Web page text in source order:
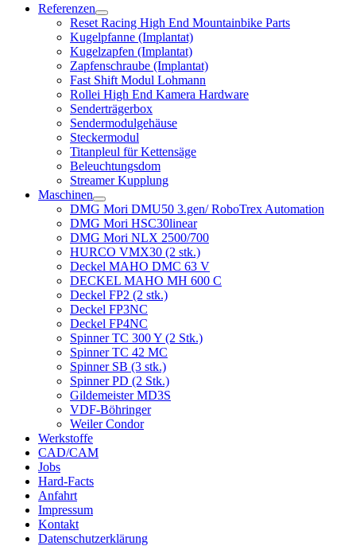
Referenzen
Reset Racing High End Mountainbike Parts
Kugelpfanne (Implantat)
Kugelzapfen (Implantat)
Zapfenschraube (Implantat)
Fast Shift Modul Lohmann
Rollei High End Kamera Hardware
Senderträgerbox
Sendermodulgehäuse
Steckermodul
Titanpleul für Kettensäge
Beleuchtungsdom
Streamer Kupplung
Maschinen
DMG Mori DMU50 3.gen/ RoboTrex Automation
DMG Mori HSC30linear
DMG Mori NLX 2500/700
HURCO VMX30 (2 stk.)
Deckel MAHO DMC 63 V
DECKEL MAHO MH 600 C
Deckel FP2 (2 stk.)
Deckel FP3NC
Deckel FP4NC
Spinner TC 300 Y (2 Stk.)
Spinner TC 42 MC
Spinner SB (3 stk.)
Spinner PD (2 Stk.)
Gildemeister MD3S
VDF-Böhringer
Weiler Condor
Werkstoffe
CAD/CAM
Jobs
Hard-Facts
Anfahrt
Impressum
Kontakt
Datenschutzerklärung